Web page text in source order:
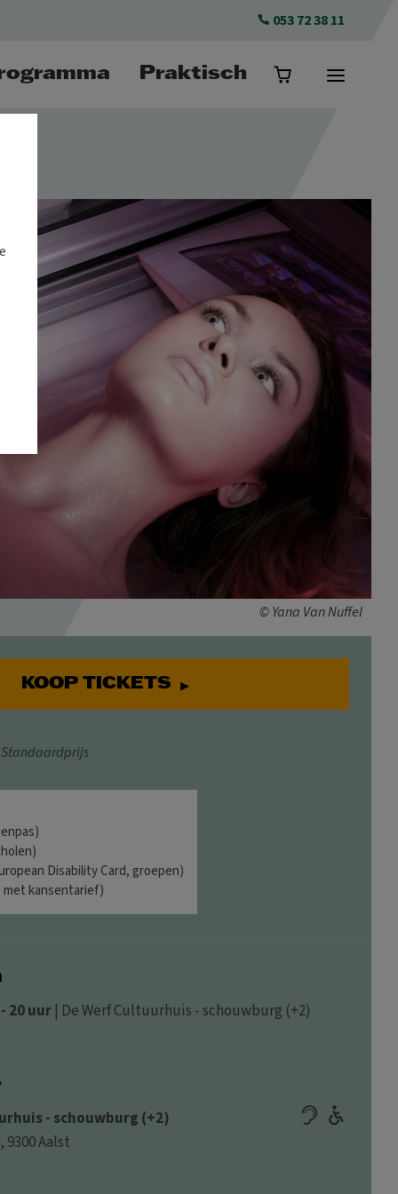
053 72 38 11
Praktisch
© Yana Van Nuffel
KOOP TICKETS
Standaardprijs
Disability Card, groepen)
met kansentarief)
20 uur | De Werf Cultuurhuis - schouwburg (+2)
- schouwburg (+2)
Aalst